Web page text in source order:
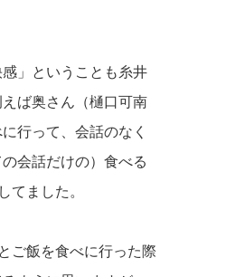
感」ということも糸井
ば奥さん（樋口可南
行って、会話のなく
会話だけの）食べる
てました。
ご飯を食べに行った際